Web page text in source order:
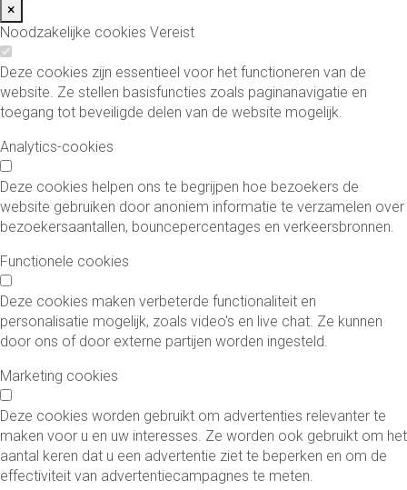
×
Noodzakelijke cookies Vereist
Deze cookies zijn essentieel voor het functioneren van de
website. Ze stellen basisfuncties zoals paginanavigatie en
toegang tot beveiligde delen van de website mogelijk.
Analytics-cookies
Deze cookies helpen ons te begrijpen hoe bezoekers de
website gebruiken door anoniem informatie te verzamelen over
bezoekersaantallen, bouncepercentages en verkeersbronnen.
Functionele cookies
Deze cookies maken verbeterde functionaliteit en
personalisatie mogelijk, zoals video's en live chat. Ze kunnen
door ons of door externe partijen worden ingesteld.
Marketing cookies
Deze cookies worden gebruikt om advertenties relevanter te
maken voor u en uw interesses. Ze worden ook gebruikt om het
aantal keren dat u een advertentie ziet te beperken en om de
effectiviteit van advertentiecampagnes te meten.